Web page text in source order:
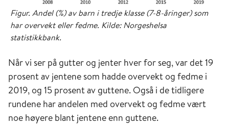
Figur. Andel (%) av barn i tredje klasse (7-8-åringer) som
har overvekt eller fedme. Kilde: Norgeshelsa
statistikkbank.
Når vi ser på gutter og jenter hver for seg, var det 19
prosent av jentene som hadde overvekt og fedme i
2019, og 15 prosent av guttene. Også i de tidligere
rundene har andelen med overvekt og fedme vært
noe høyere blant jentene enn guttene.